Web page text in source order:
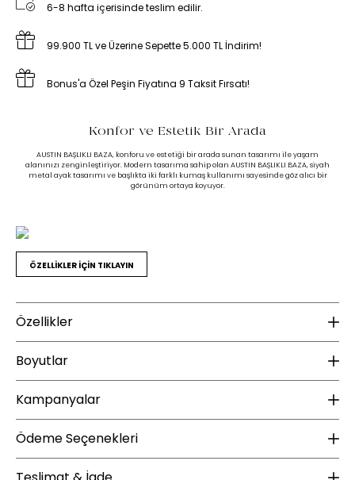
6-8 hafta içerisinde teslim edilir.
99.900 TL ve Üzerine Sepette 5.000 TL İndirim!
Bonus'a Özel Peşin Fiyatına 9 Taksit Fırsatı!
Find in Store
Austin
Konfor ve Estetik Bir Arada
AUSTIN BAŞLIKLI BAZA, konforu ve estetiği bir arada sunan tasarımı ile yaşam
alanınızı zenginleştiriyor. Modern tasarıma sahip olan AUSTIN BAŞLIKLI BAZA, siyah
metal ayak tasarımı ve başlıkta iki farklı kumaş kullanımı sayesinde göz alıcı bir
görünüm ortaya koyuyor.
ÖZELLİKLER İÇİN TIKLAYIN
Özellikler
Gövde Malzeme Bilgisi :
Ahşap İskelet
Ayak Malzemesi :
Ayak Rengi :
Siyah
Ek Bilgiler
Boyutlar
Yükseklik (mm) :
Kampanyalar
YENİ ÜYE KAMPANYASI
Enza Home, 1 Ocak 2025 tarihi sonrası Yeni Üyelere Özel 100 TL İndirim
Ödeme Seçenekleri